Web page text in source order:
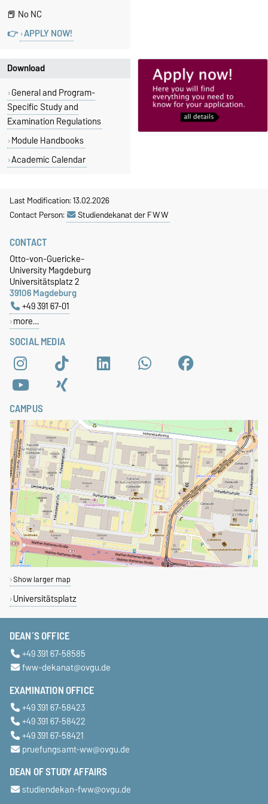
Download
General and Program-
Specific Study and
Examination Regulations
Module Handbooks
Academic Calendar
📕 No NC
👉 APPLY NOW!
Last Modification: 13.02.2026
Contact Person:
Studiendekanat der FWW
SOCIAL MEDIA
CONTACT
Otto-von-Guericke-
University Magdeburg
Universitätsplatz 2
39106 Magdeburg
+49 391 67-01
more…
CAMPUS
Show larger map
Universitätsplatz
DEAN´S OFFICE
+49 391 67-58585
fww-dekanat@ovgu.de
EXAMINATION OFFICE
+49 391 67-58423
+49 391 67-58422
+49 391 67-58421
pruefungsamt-ww@ovgu.de
DEAN OF STUDY AFFAIRS
studiendekan-fww@ovgu.de